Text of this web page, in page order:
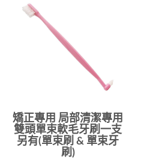
矯正專用 局部清潔專用
雙頭單束軟毛牙刷一支
另有(單束刷 & 單束牙
刷)